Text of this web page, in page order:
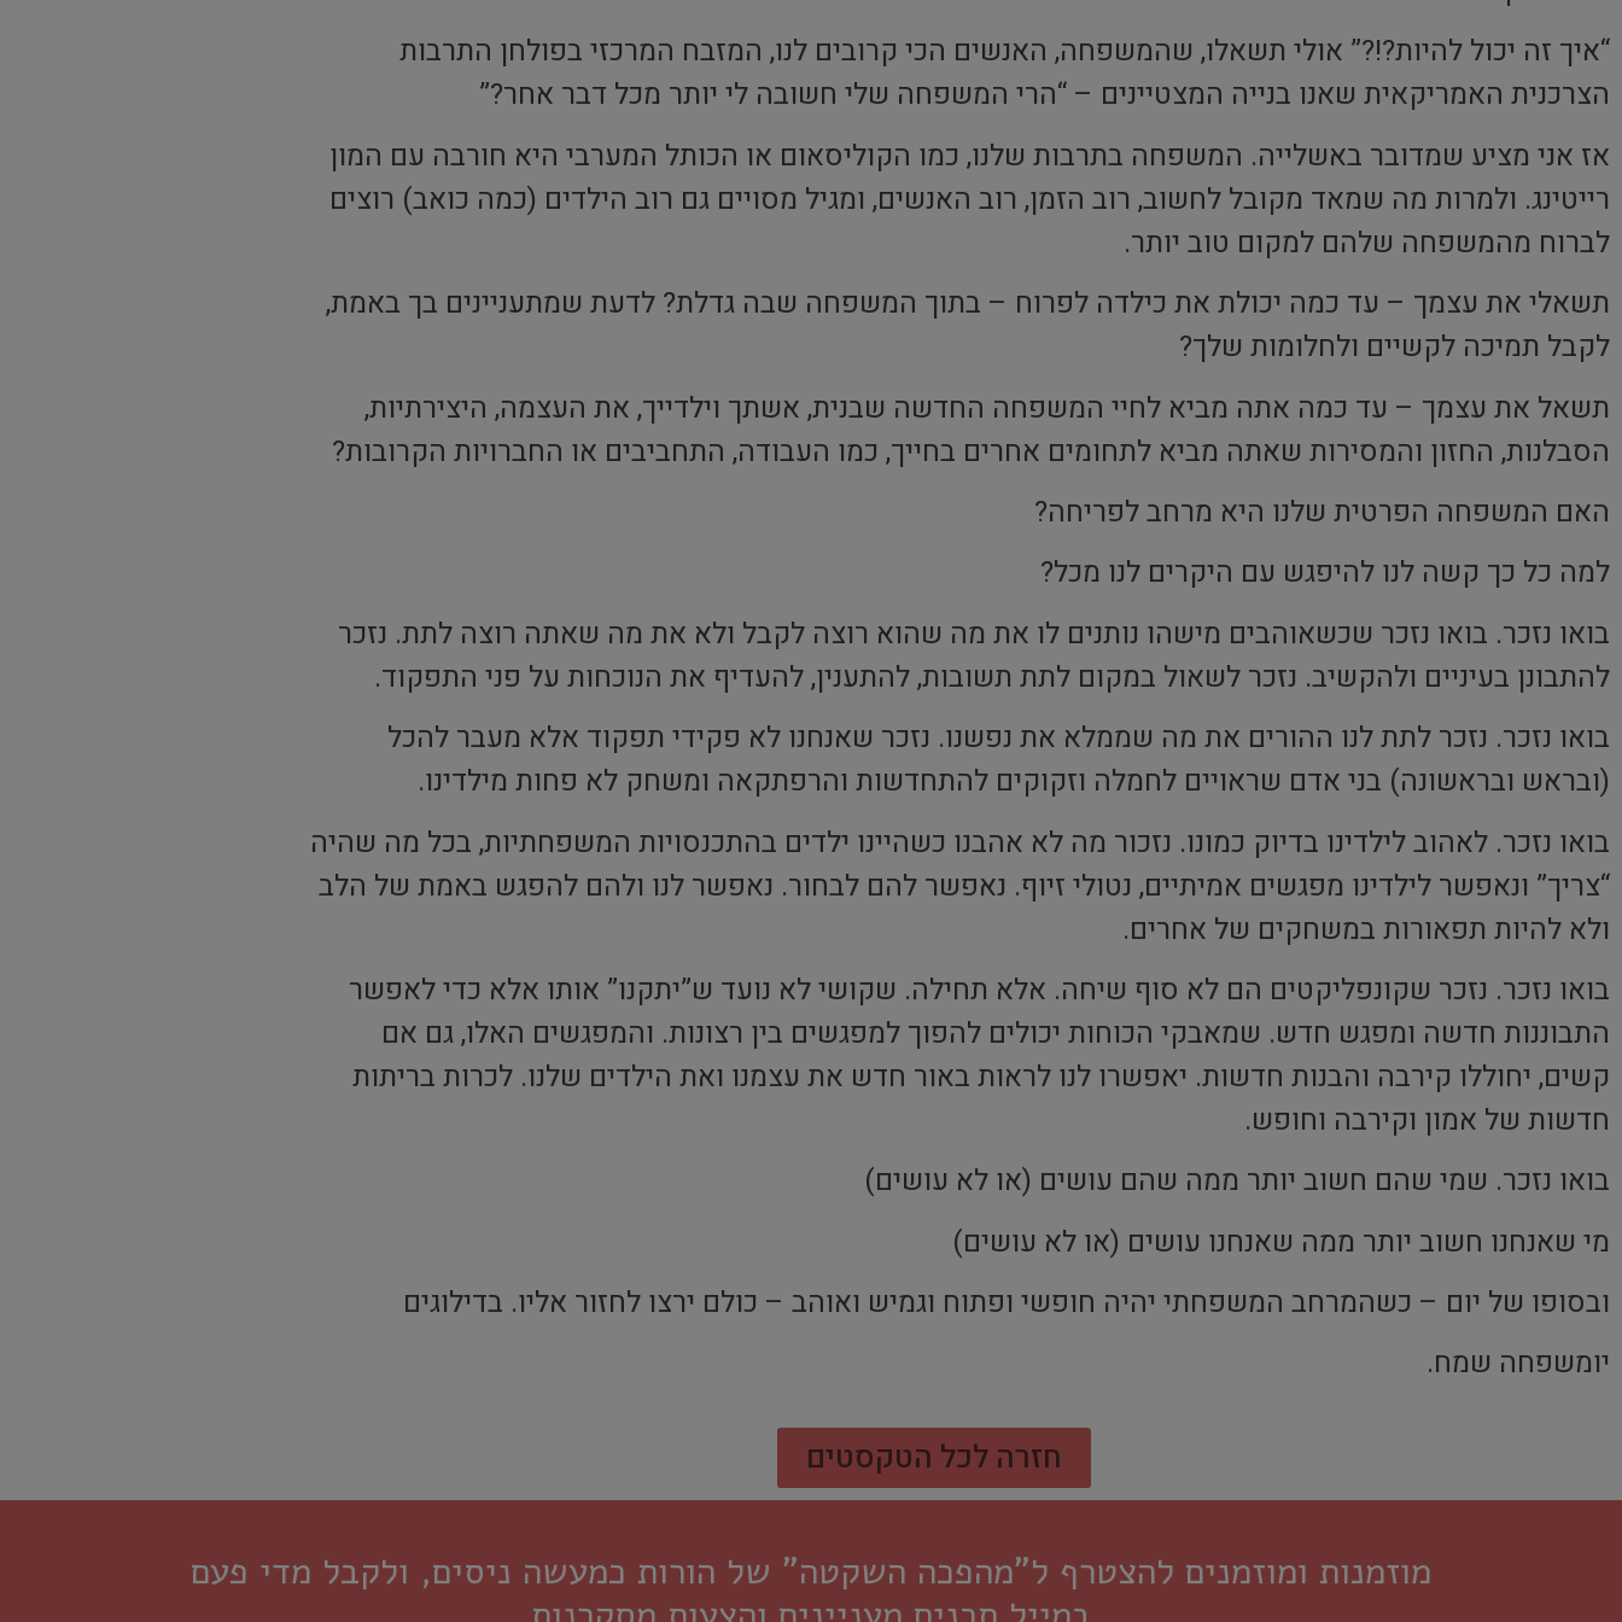
“איך זה יכול להיות?!?” אולי תשאלו, שהמשפחה, האנשים הכי קרובים לנו, המזבח המרכזי בפולחן התרבות
הצרכנית האמריקאית שאנו בנייה המצטיינים – “הרי המשפחה שלי חשובה לי יותר מכל דבר אחר?”
אז אני מציע שמדובר באשלייה. המשפחה בתרבות שלנו, כמו הקוליסאום או הכותל המערבי היא חורבה עם המון
רייטינג. ולמרות מה שמאד מקובל לחשוב, רוב הזמן, רוב האנשים, ומגיל מסויים גם רוב הילדים (כמה כואב) רוצים
לברוח מהמשפחה שלהם למקום טוב יותר.
תשאלי את עצמך – עד כמה יכולת את כילדה לפרוח – בתוך המשפחה שבה גדלת? לדעת שמתעניינים בך באמת,
לקבל תמיכה לקשיים ולחלומות שלך?
תשאל את עצמך – עד כמה אתה מביא לחיי המשפחה החדשה שבנית, אשתך וילדייך, את העצמה, היצירתיות,
הסבלנות, החזון והמסירות שאתה מביא לתחומים אחרים בחייך, כמו העבודה, התחביבים או החברויות הקרובות?
האם המשפחה הפרטית שלנו היא מרחב לפריחה?
למה כל כך קשה לנו להיפגש עם היקרים לנו מכל?
בואו נזכר. בואו נזכר שכשאוהבים מישהו נותנים לו את מה שהוא רוצה לקבל ולא את מה שאתה רוצה לתת. נזכר
להתבונן בעיניים ולהקשיב. נזכר לשאול במקום לתת תשובות, להתענין, להעדיף את הנוכחות על פני התפקוד.
בואו נזכר. נזכר לתת לנו ההורים את מה שממלא את נפשנו. נזכר שאנחנו לא פקידי תפקוד אלא מעבר להכל
(ובראש ובראשונה) בני אדם שראויים לחמלה וזקוקים להתחדשות והרפתקאה ומשחק לא פחות מילדינו.
בואו נזכר. לאהוב לילדינו בדיוק כמונו. נזכור מה לא אהבנו כשהיינו ילדים בהתכנסויות המשפחתיות, בכל מה שהיה
“צריך” ונאפשר לילדינו מפגשים אמיתיים, נטולי זיוף. נאפשר להם לבחור. נאפשר לנו ולהם להפגש באמת של הלב
ולא להיות תפאורות במשחקים של אחרים.
בואו נזכר. נזכר שקונפליקטים הם לא סוף שיחה. אלא תחילה. שקושי לא נועד ש”יתקנו” אותו אלא כדי לאפשר
התבוננות חדשה ומפגש חדש. שמאבקי הכוחות יכולים להפוך למפגשים בין רצונות. והמפגשים האלו, גם אם
קשים, יחוללו קירבה והבנות חדשות. יאפשרו לנו לראות באור חדש את עצמנו ואת הילדים שלנו. לכרות בריתות
חדשות של אמון וקירבה וחופש.
בואו נזכר. שמי שהם חשוב יותר ממה שהם עושים (או לא עושים)
מי שאנחנו חשוב יותר ממה שאנחנו עושים (או לא עושים)
ובסופו של יום – כשהמרחב המשפחתי יהיה חופשי ופתוח וגמיש ואוהב – כולם ירצו לחזור אליו. בדילוגים
יומשפחה שמח.
חזרה לכל הטקסטים
מוזמנות ומוזמנים להצטרף ל"מהפכה השקטה" של הורות כמעשה ניסים, ולקבל מדי פעם